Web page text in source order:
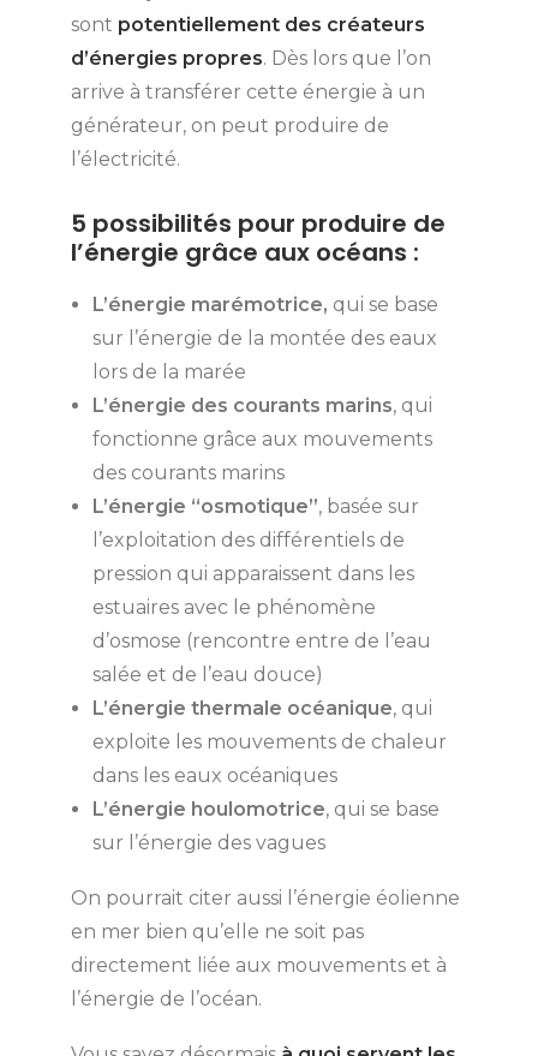
sont potentiellement des créateurs
d’énergies propres. Dès lors que l’on
arrive à transférer cette énergie à un
générateur, on peut produire de
l’électricité.
5 possibilités pour produire de
l’énergie grâce aux océans :
L’énergie marémotrice, qui se base
sur l’énergie de la montée des eaux
lors de la marée
L’énergie des courants marins, qui
fonctionne grâce aux mouvements
des courants marins
L’énergie “osmotique”, basée sur
l’exploitation des différentiels de
pression qui apparaissent dans les
estuaires avec le phénomène
d’osmose (rencontre entre de l’eau
salée et de l’eau douce)
L’énergie thermale océanique, qui
exploite les mouvements de chaleur
dans les eaux océaniques
L’énergie houlomotrice, qui se base
sur l’énergie des vagues
On pourrait citer aussi l’énergie éolienne
en mer bien qu’elle ne soit pas
directement liée aux mouvements et à
l’énergie de l’océan.